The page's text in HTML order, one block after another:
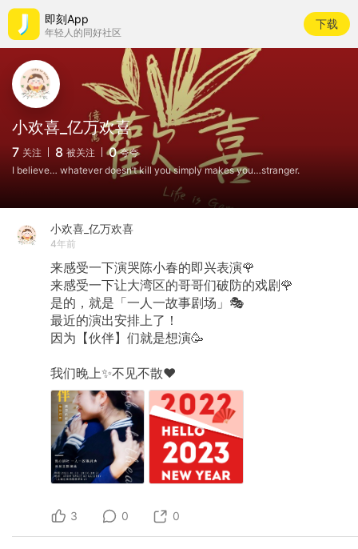
即刻App
年轻人的同好社区
下载
小欢喜_亿万欢喜
7 关注 8 被关注 0 夸夸
I believe… whatever doesn’t kill you simply makes you…stranger.
小欢喜_亿万欢喜
4年前
来感受一下演哭陈小春的即兴表演🌹
来感受一下让大湾区的哥哥们破防的戏剧🌹
是的，就是「一人一故事剧场」🎭
最近的演出安排上了！
因为【伙伴】们就是想演🥳
​我们晚上✨不见不散♥️
3 0 0